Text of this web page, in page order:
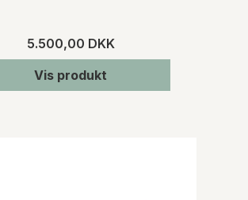
5.500,00 DKK
Vis produkt